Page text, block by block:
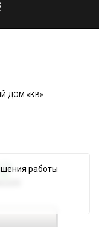
ДОМ «КВ».
работы